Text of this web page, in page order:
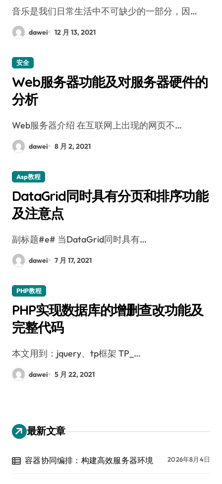
音乐是我们日常生活中不可缺少的一部分，因…
dawei 12 月 13, 2021
安全
Web服务器功能及对服务器硬件的
分析
Web服务器介绍 在互联网上出现的网页不…
dawei 8 月 2, 2021
Asp教程
DataGrid同时具有分页和排序功能
及注意点
副标题#e# 当DataGrid同时具有…
dawei 7 月 17, 2021
PHP教程
PHP实现数据库的增删查改功能及
完整代码
本文用到：jquery、tp框架 TP_…
dawei 5 月 22, 2021
最新文章
容器协同编排：构建高效服务器环境 2026年8月4日